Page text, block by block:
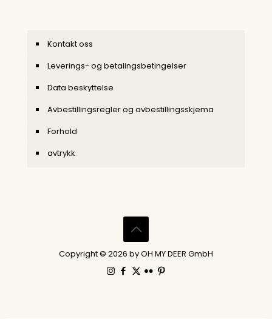
Kontakt oss
Leverings- og betalingsbetingelser
Data beskyttelse
Avbestillingsregler og avbestillingsskjema
Forhold
avtrykk
Copyright © 2026 by OH MY DEER GmbH